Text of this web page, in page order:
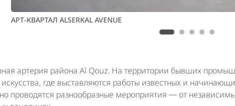
АРТ-КВАРТАЛ ALSERKAL AVENUE
артерия района Al Qouz. На территории бывших
где выставляются работы известных и
проводятся разнообразные мероприятия ― от